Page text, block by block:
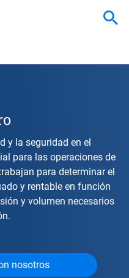
y la seguridad en el
para las operaciones de
para determinar el
y rentable en función
y volumen necesarios
nosotros